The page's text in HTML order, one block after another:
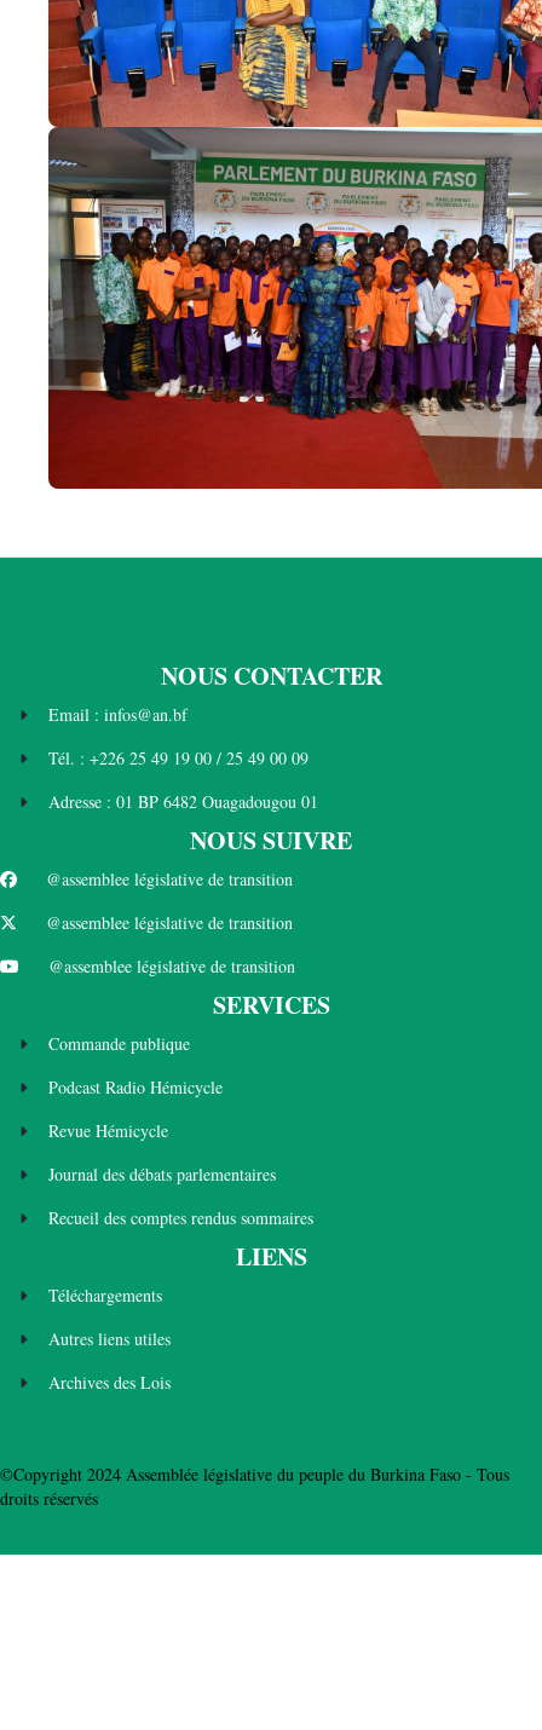
NOUS CONTACTER
Email : infos@an.bf
Tél. : +226 25 49 19 00 / 25 49 00 09
Adresse : 01 BP 6482 Ouagadougou 01
NOUS SUIVRE
@assemblee législative de transition
@assemblee législative de transition
@assemblee législative de transition
SERVICES
Commande publique
Podcast Radio Hémicycle
Revue Hémicycle
Journal des débats parlementaires
Recueil des comptes rendus sommaires
LIENS
Téléchargements
Autres liens utiles
Archives des Lois
©Copyright 2024 Assemblée législative du peuple du Burkina Faso - Tous
droits réservés